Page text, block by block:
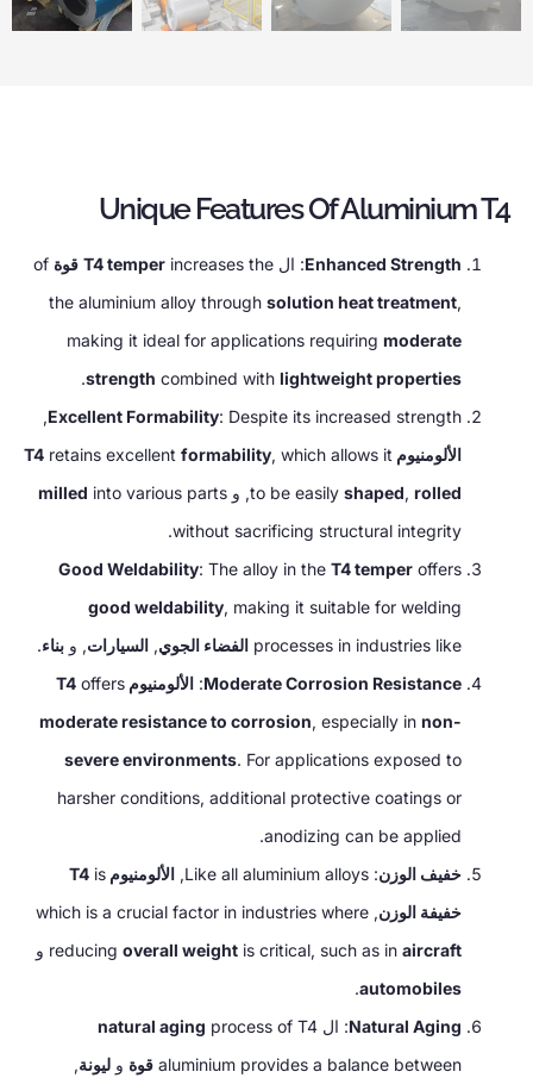
Unique Features Of Aluminium T4
Enhanced Strength: ال T4 temper increases the قوة of
the aluminium alloy through solution heat treatment,
making it ideal for applications requiring moderate
strength combined with lightweight properties
.
Excellent Formability: Despite its increased strength
,
الألومنيوم T4
retains excellent formability, which allows it
to be easily shaped, rolled , و milled into various parts
without sacrificing structural integrity
.
Good Weldability: The alloy in the T4 temper offers
good weldability, making it suitable for welding
processes in industries like الفضاء الجوي, السيارات, و بناء.
Moderate Corrosion Resistance
: الألومنيوم T4 offers
moderate resistance to corrosion, especially in non-
severe environments. For applications exposed to
harsher conditions, additional protective coatings or
anodizing can be applied
.
خفيف الوزن:
Like all aluminium alloys
, الألومنيوم T4 is
خفيفة الوزن,
which is a crucial factor in industries where
reducing overall weight is critical, such as in aircraft
و
automobiles
.
Natural Aging: ال natural aging process of T4
aluminium provides a balance between قوة و ليونة,